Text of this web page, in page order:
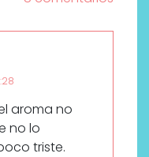
aroma no
no lo
triste.